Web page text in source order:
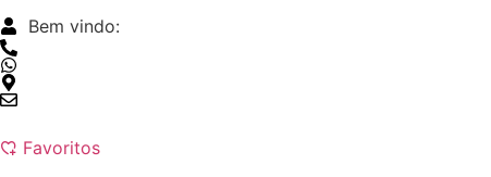
Bem vindo:
Favoritos